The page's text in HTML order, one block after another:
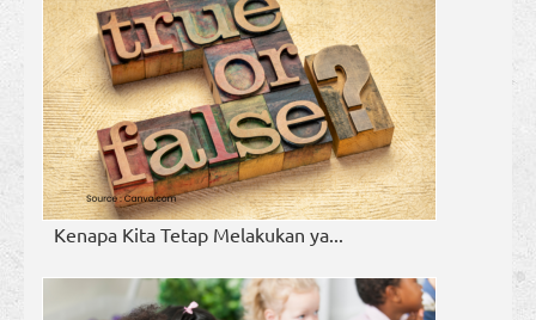
Kenapa Kita Tetap Melakukan ya...